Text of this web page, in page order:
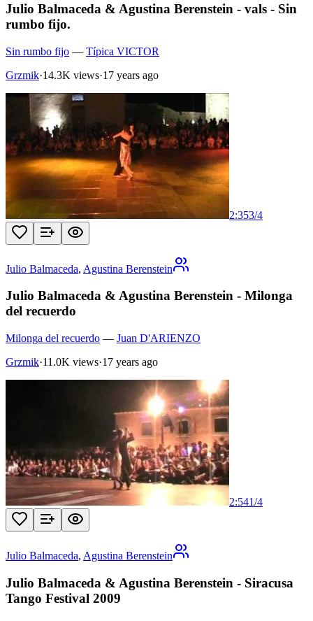
Julio Balmaceda & Agustina Berenstein - vals - Sin
rumbo fijo.
Sin rumbo fijo — Típica VICTOR
Grzmik·14.3K views·17 years ago
2:353/4
Julio Balmaceda, Agustina Berenstein
Julio Balmaceda & Agustina Berenstein - Milonga
del recuerdo
Milonga del recuerdo — Juan D'ARIENZO
Grzmik·11.0K views·17 years ago
2:541/4
Julio Balmaceda, Agustina Berenstein
Julio Balmaceda & Agustina Berenstein - Siracusa
Tango Festival 2009